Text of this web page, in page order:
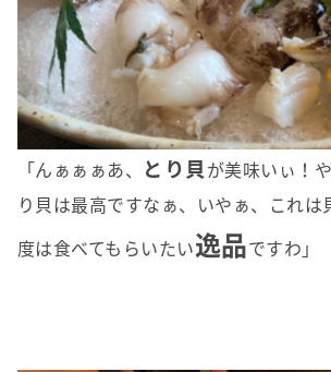
「んぁぁぁあ、 とり貝が美味いぃ！
り貝は最高ですなぁ、いやぁ、これ
度は食べてもらいたい逸品ですわ」